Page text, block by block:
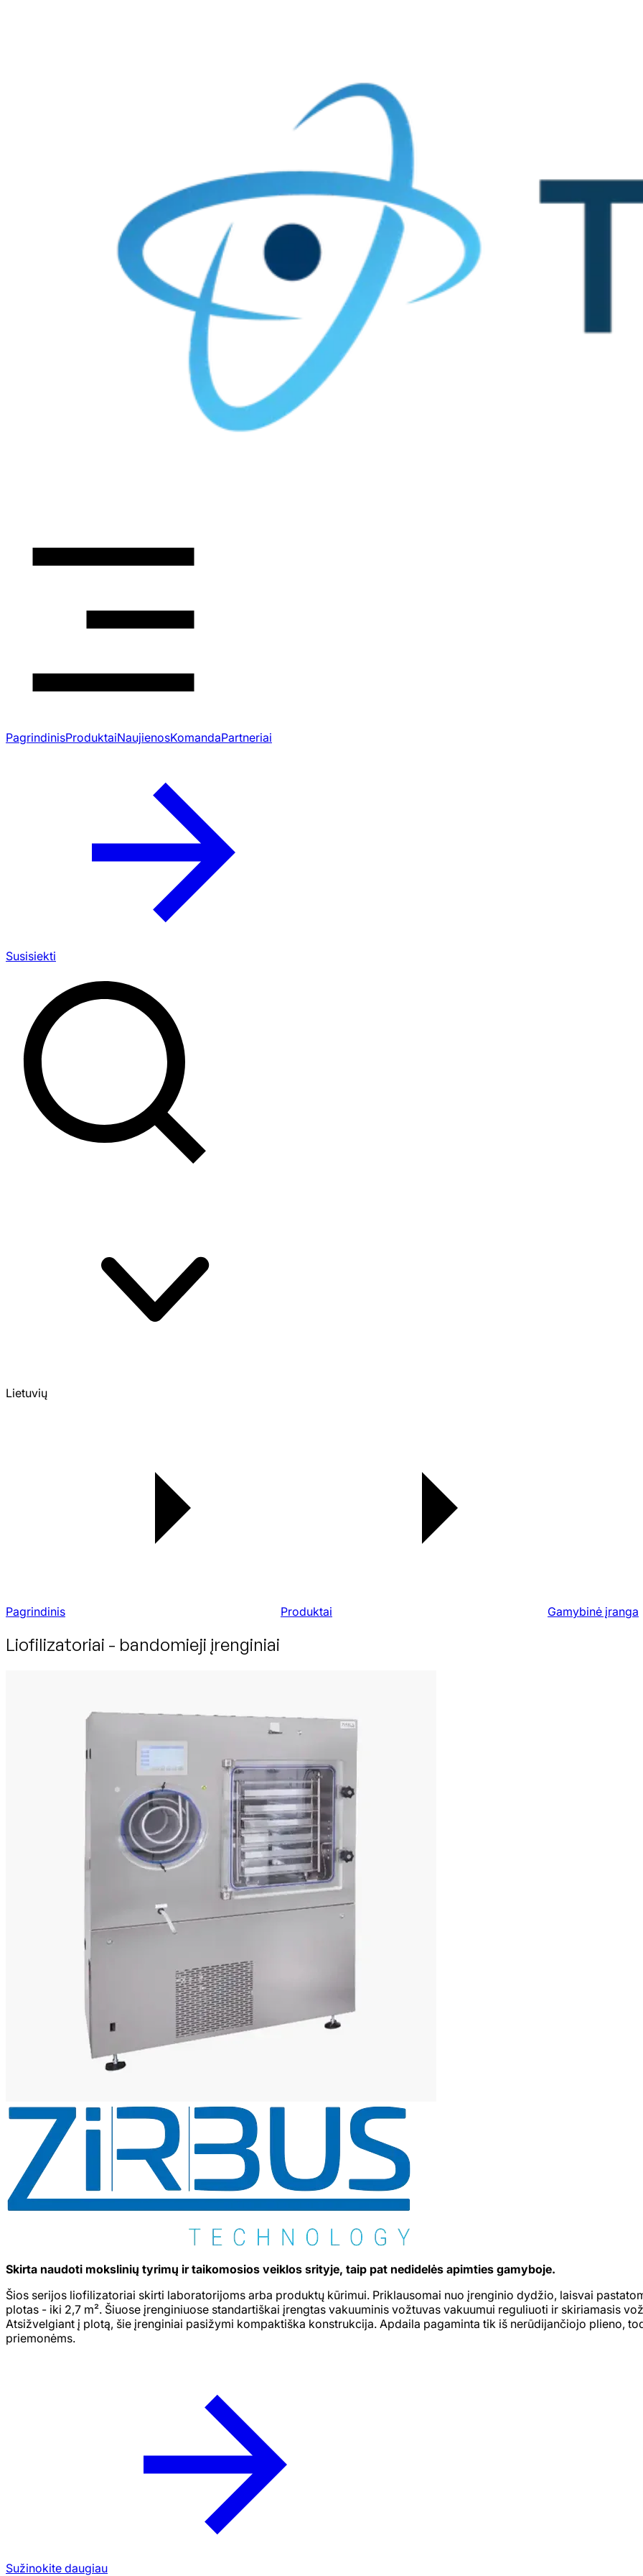
PagrindinisProduktaiNaujienosKomandaPartneriai
Susisiekti
Lietuvių
Pagrindinis Produktai Gamybinė įranga
Liofilizatoriai - bandomieji įrenginiai
Skirta naudoti mokslinių tyrimų ir taikomosios veiklos srityje, taip pat nedidelės apimties gamyboje.
Šios serijos liofilizatoriai skirti laboratorijoms arba produktų kūrimui. Priklausomai nuo įrenginio dydžio, laisvai
plotas - iki 2,7 m². Šiuose įrenginiuose standartiškai įrengtas vakuuminis vožtuvas vakuumui reguliuoti ir skiriamasis
Atsižvelgiant į plotą, šie įrenginiai pasižymi kompaktiška konstrukcija. Apdaila pagaminta tik iš nerūdijančiojo plieno,
priemonėms.
Sužinokite daugiau